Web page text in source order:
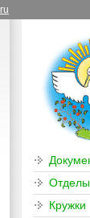
Отделы
Кружки